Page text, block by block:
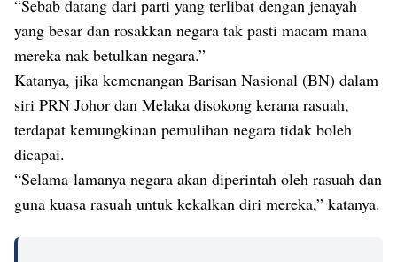
“Sebab datang dari parti yang terlibat dengan jenayah
yang besar dan rosakkan negara tak pasti macam mana
mereka nak betulkan negara.”
Katanya, jika kemenangan Barisan Nasional (BN) dalam
siri PRN Johor dan Melaka disokong kerana rasuah,
terdapat kemungkinan pemulihan negara tidak boleh
dicapai.
“Selama-lamanya negara akan diperintah oleh rasuah dan
guna kuasa rasuah untuk kekalkan diri mereka,” katanya.